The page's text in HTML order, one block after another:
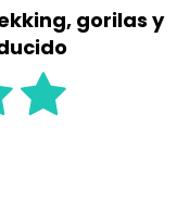
gorilas y